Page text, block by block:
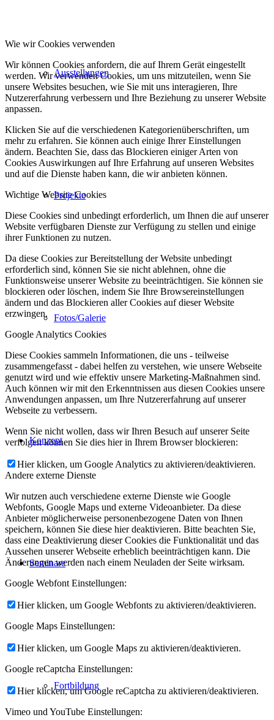
Ausstellungen
Projekte
Fotos/Galerie
Konzept
Seminare
Fortbildung
Wie wir Cookies verwenden
Wir können Cookies anfordern, die auf Ihrem Gerät eingestellt
werden. Wir verwenden Cookies, um uns mitzuteilen, wenn Sie
unsere Websites besuchen, wie Sie mit uns interagieren, Ihre
Nutzererfahrung verbessern und Ihre Beziehung zu unserer Website
anpassen.
Klicken Sie auf die verschiedenen Kategorienüberschriften, um
mehr zu erfahren. Sie können auch einige Ihrer Einstellungen
ändern. Beachten Sie, dass das Blockieren einiger Arten von
Cookies Auswirkungen auf Ihre Erfahrung auf unseren Websites
und auf die Dienste haben kann, die wir anbieten können.
Wichtige Website Cookies
Diese Cookies sind unbedingt erforderlich, um Ihnen die auf unserer
Website verfügbaren Dienste zur Verfügung zu stellen und einige
ihrer Funktionen zu nutzen.
Da diese Cookies zur Bereitstellung der Website unbedingt
erforderlich sind, können Sie sie nicht ablehnen, ohne die
Funktionsweise unserer Website zu beeinträchtigen. Sie können sie
blockieren oder löschen, indem Sie Ihre Browsereinstellungen
ändern und das Blockieren aller Cookies auf dieser Website
erzwingen.
Google Analytics Cookies
Diese Cookies sammeln Informationen, die uns - teilweise
zusammengefasst - dabei helfen zu verstehen, wie unsere Webseite
genutzt wird und wie effektiv unsere Marketing-Maßnahmen sind.
Auch können wir mit den Erkenntnissen aus diesen Cookies unsere
Anwendungen anpassen, um Ihre Nutzererfahrung auf unserer
Webseite zu verbessern.
Wenn Sie nicht wollen, dass wir Ihren Besuch auf unserer Seite
verfolgen können Sie dies hier in Ihrem Browser blockieren:
Hier klicken, um Google Analytics zu aktivieren/deaktivieren.
Andere externe Dienste
Wir nutzen auch verschiedene externe Dienste wie Google
Webfonts, Google Maps und externe Videoanbieter. Da diese
Anbieter möglicherweise personenbezogene Daten von Ihnen
speichern, können Sie diese hier deaktivieren. Bitte beachten Sie,
dass eine Deaktivierung dieser Cookies die Funktionalität und das
Aussehen unserer Webseite erheblich beeinträchtigen kann. Die
Änderungen werden nach einem Neuladen der Seite wirksam.
Google Webfont Einstellungen:
Hier klicken, um Google Webfonts zu aktivieren/deaktivieren.
Google Maps Einstellungen:
Hier klicken, um Google Maps zu aktivieren/deaktivieren.
Google reCaptcha Einstellungen:
Hier klicken, um Google reCaptcha zu aktivieren/deaktivieren.
Vimeo und YouTube Einstellungen: